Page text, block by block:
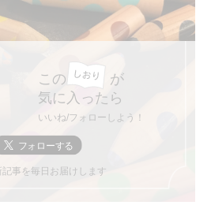
この
が
気に入ったら
いいね/フォローしよう！
記事を毎日お届けします